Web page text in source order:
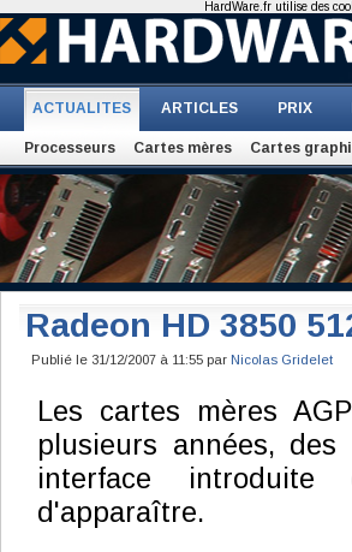
ACTUALITES ARTICLES PRIX
Processeurs Cartes mères Cartes
Radeon HD 3850
Publié le 31/12/2007 à 11:55 par Nicolas Gridelet
Les cartes mères
plusieurs années,
interface
d'apparaître.
HardWare.fr utilise des